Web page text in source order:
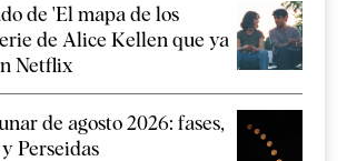
de 'El mapa de los
de Alice Kellen que ya
Netflix
de agosto 2026: fases,
Perseidas